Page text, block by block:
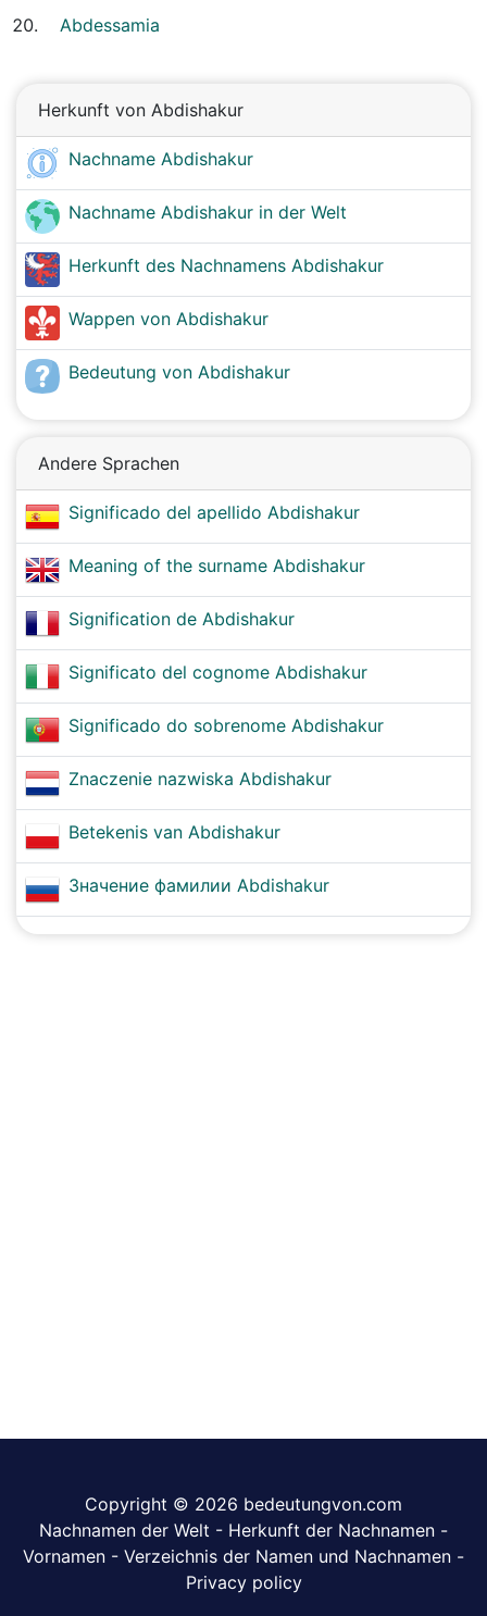
Abdessamia
Herkunft von Abdishakur
Nachname Abdishakur
Nachname Abdishakur in der Welt
Herkunft des Nachnamens Abdishakur
Wappen von Abdishakur
Bedeutung von Abdishakur
Andere Sprachen
Significado del apellido Abdishakur
Meaning of the surname Abdishakur
Signification de Abdishakur
Significato del cognome Abdishakur
Significado do sobrenome Abdishakur
Znaczenie nazwiska Abdishakur
Betekenis van Abdishakur
Значение фамилии Abdishakur
Copyright © 2026 bedeutungvon.com
Nachnamen der Welt - Herkunft der Nachnamen -
Vornamen - Verzeichnis der Namen und Nachnamen -
Privacy policy